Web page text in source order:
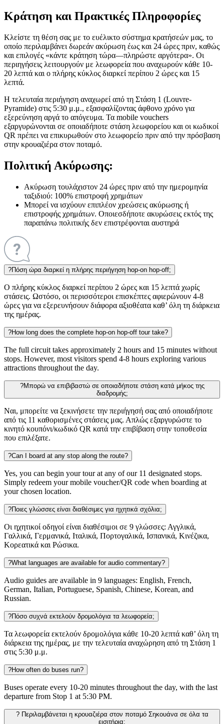
Κράτηση και Πρακτικές Πληροφορίες
Κλείστε τη θέση σας με το ευέλικτο σύστημα κρατήσεών μας, το
οποίο περιλαμβάνει δωρεάν ακύρωση έως και 24 ώρες πριν, καθώς
και επιλογές «κάντε κράτηση τώρα—πληρώστε αργότερα». Οι
περιηγήσεις λειτουργούν με λεωφορεία που αναχωρούν κάθε 10-
20 λεπτά και ο πλήρης κύκλος διαρκεί περίπου 2 ώρες και 15
λεπτά.
Η τελευταία περιήγηση αναχωρεί από τη Στάση 1 (Louvre-
Pyramide) στις 5:30 μ.μ., εξασφαλίζοντας άφθονο χρόνο για
εξερεύνηση αργά το απόγευμα. Τα mobile vouchers
εξαργυρώνονται σε οποιαδήποτε στάση λεωφορείου και οι κωδικοί
QR πρέπει να επικυρωθούν στο λεωφορείο πριν από την πρόσβαση
στην κρουαζιέρα στον ποταμό.
Πολιτική Ακύρωσης:
Ακύρωση τουλάχιστον 24 ώρες πριν από την ημερομηνία
ταξιδιού: 100% επιστροφή χρημάτων
Μπορεί να ισχύουν επιπλέον χρεώσεις ακύρωσης ή
επιστροφής χρημάτων. Οποιεσδήποτε ακυρώσεις εκτός της
παραπάνω πολιτικής δεν επιστρέφονται αυστηρά
?Πόση ώρα διαρκεί η πλήρης περιήγηση hop-on hop-off;
Ο πλήρης κύκλος διαρκεί περίπου 2 ώρες και 15 λεπτά χωρίς
στάσεις. Ωστόσο, οι περισσότεροι επισκέπτες αφιερώνουν 4-8
ώρες για να εξερευνήσουν διάφορα αξιοθέατα καθ’ όλη τη διάρκεια
της ημέρας.
?How long does the complete hop-on hop-off tour take?
The full circuit takes approximately 2 hours and 15 minutes without
stops. However, most visitors spend 4-8 hours exploring various
attractions throughout the day.
?Μπορώ να επιβιβαστώ σε οποιαδήποτε στάση κατά μήκος της
διαδρομής;
Ναι, μπορείτε να ξεκινήσετε την περιήγησή σας από οποιαδήποτε
από τις 11 καθορισμένες στάσεις μας. Απλώς εξαργυρώστε το
κινητό κουπόνι/κωδικό QR κατά την επιβίβαση στην τοποθεσία
που επιλέξατε.
?Can I board at any stop along the route?
Yes, you can begin your tour at any of our 11 designated stops.
Simply redeem your mobile voucher/QR code when boarding at
your chosen location.
?Ποιες γλώσσες είναι διαθέσιμες για ηχητικά σχόλια;
Οι ηχητικοί οδηγοί είναι διαθέσιμοι σε 9 γλώσσες: Αγγλικά,
Γαλλικά, Γερμανικά, Ιταλικά, Πορτογαλικά, Ισπανικά, Κινέζικα,
Κορεατικά και Ρώσικα.
?What languages are available for audio commentary?
Audio guides are available in 9 languages: English, French,
German, Italian, Portuguese, Spanish, Chinese, Korean, and
Russian.
?Πόσο συχνά εκτελούν δρομολόγια τα λεωφορεία;
Τα λεωφορεία εκτελούν δρομολόγια κάθε 10-20 λεπτά καθ’ όλη τη
διάρκεια της ημέρας, με την τελευταία αναχώρηση από τη Στάση 1
στις 5:30 μ.μ.
?How often do buses run?
Buses operate every 10-20 minutes throughout the day, with the last
departure from Stop 1 at 5:30 PM.
?Περιλαμβάνεται η κρουαζιέρα στον ποταμό Σηκουάνα σε όλα τα
εισιτήρια;